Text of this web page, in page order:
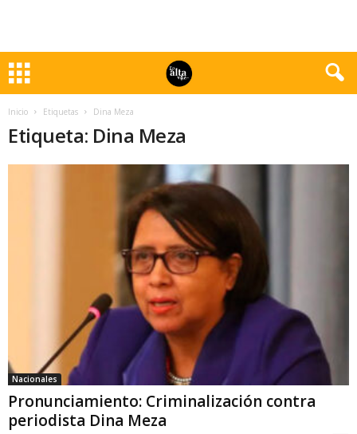
Inicio Etiquetas Dina Meza
Etiqueta: Dina Meza
Nacionales
Pronunciamiento: Criminalización contra
periodista Dina Meza